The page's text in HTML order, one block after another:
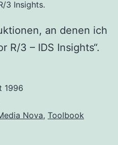
3 Insights.
an denen ich
R/3 – IDS Insights“.
1996
Nova, Toolbook